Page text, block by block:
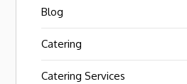
Blog
Catering
Catering Services